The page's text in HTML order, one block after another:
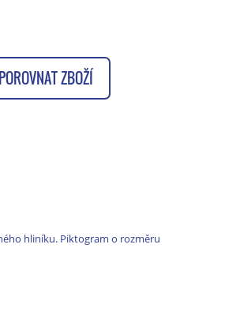
POROVNAT ZBOŽÍ
hliníku. Piktogram o rozměru